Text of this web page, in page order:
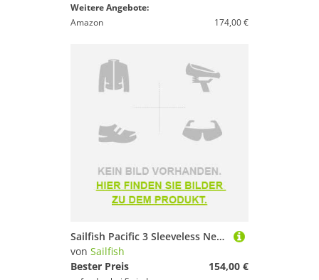
Weitere Angebote:
Amazon
174,00 €
Sailfish Pacific 3 Sleeveless Neoprene Wetsuit Grau S Mann
von Sailfish
Bester Preis
154,00 €